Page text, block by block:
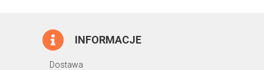
INFORMACJE
Dostawa